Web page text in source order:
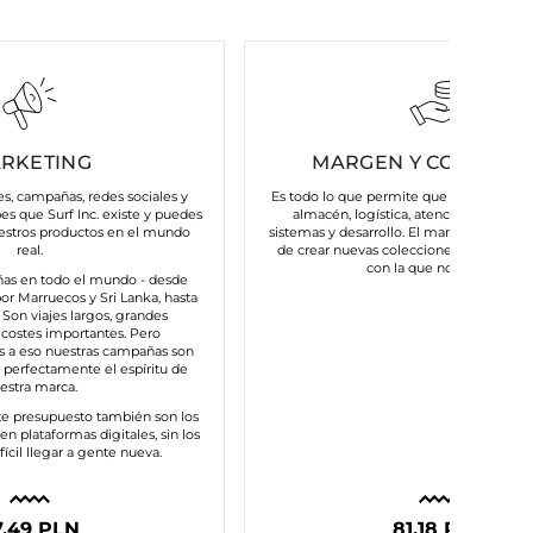
campañas, redes sociales y
que Surf Inc. existe y puedes
productos en el mundo
real.
en todo el mundo - desde
Marruecos y Sri Lanka, hasta
Son viajes largos, grandes
importantes. Pero
eso nuestras campañas son
perfectamente el espíritu de
marca.
presupuesto también son los
plataformas digitales, sin los
llegar a gente nueva.
MARGEN Y COSTES
Es todo lo que permite que nuestra
almacén, logística, atención al
sistemas y desarrollo. El margen nos da
de crear nuevas colecciones y
con la que nos asocias.